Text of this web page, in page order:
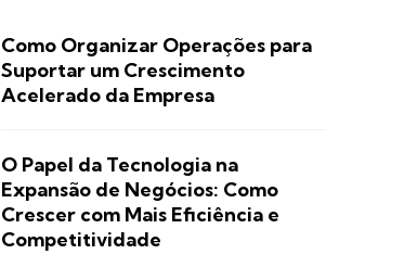
Como Organizar Operações para
Suportar um Crescimento
Acelerado da Empresa
O Papel da Tecnologia na
Expansão de Negócios: Como
Crescer com Mais Eficiência e
Competitividade